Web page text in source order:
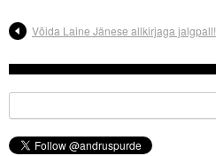
Võida Laine Jänese allkirjaga jalgpall!
for: